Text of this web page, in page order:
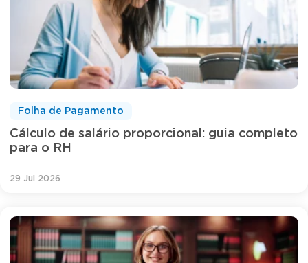
Cálculo de salário proporcional: guia completo
para o RH
Folha de Pagamento
29 Jul 2026